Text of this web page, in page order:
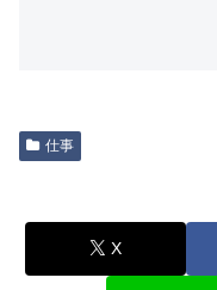
仕事
X